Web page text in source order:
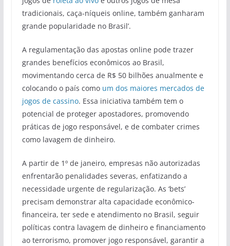
tradicionais, caça-níqueis online, também ganharam
grande popularidade no Brasil’.
A regulamentação das apostas online pode trazer
grandes benefícios econômicos ao Brasil,
movimentando cerca de R$ 50 bilhões anualmente e
colocando o país como um dos maiores mercados de
jogos de cassino. Essa iniciativa também tem o
potencial de proteger apostadores, promovendo
práticas de jogo responsável, e de combater crimes
como lavagem de dinheiro.
A partir de 1º de janeiro, empresas não autorizadas
enfrentarão penalidades severas, enfatizando a
necessidade urgente de regularização. As ‘bets’
precisam demonstrar alta capacidade econômico-
financeira, ter sede e atendimento no Brasil, seguir
políticas contra lavagem de dinheiro e financiamento
ao terrorismo, promover jogo responsável, garantir a